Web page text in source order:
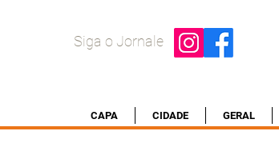
Siga o Jornale
CAPA CIDADE GERAL